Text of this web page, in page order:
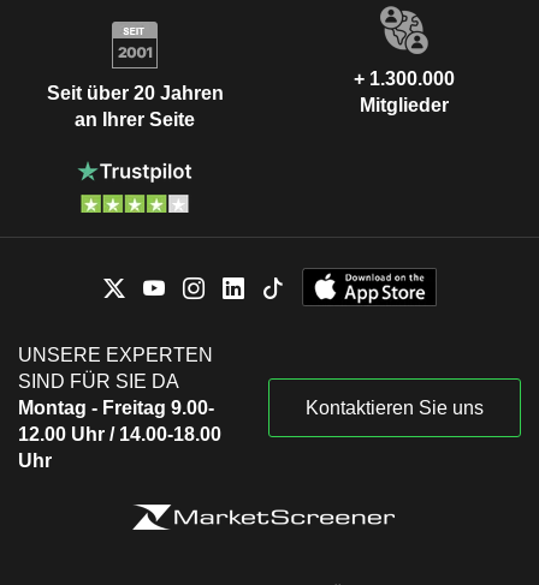
Seit über 20 Jahren
an Ihrer Seite
+ 1.300.000
Mitglieder
UNSERE EXPERTEN
SIND FÜR SIE DA
Montag - Freitag 9.00-
12.00 Uhr / 14.00-18.00
Uhr
Kontaktieren Sie uns